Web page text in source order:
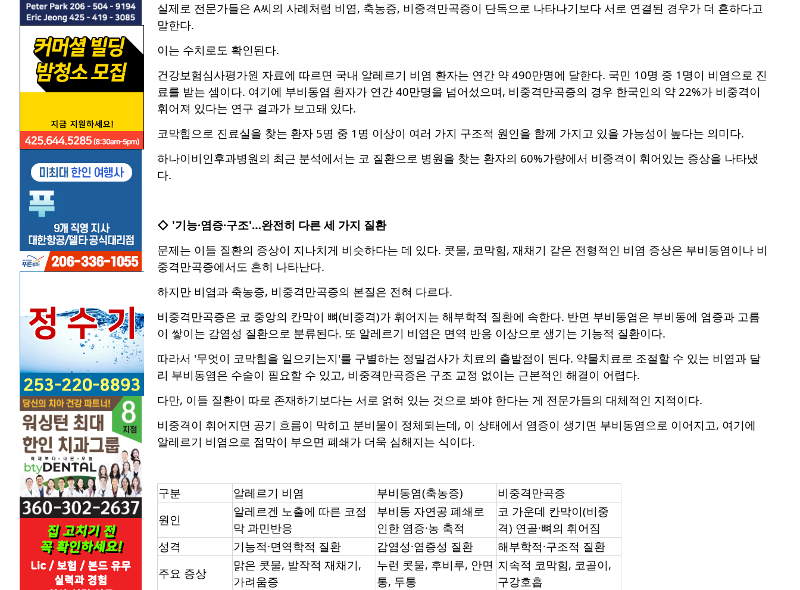
실제로 전문가들은 A씨의 사례처럼 비염, 축농증, 비중격만곡증이 단독으로 나타나기보다 서로 연결된 경우가 더 흔하다고
말한다.
이는 수치로도 확인된다.
건강보험심사평가원 자료에 따르면 국내 알레르기 비염 환자는 연간 약 490만명에 달한다. 국민 10명 중 1명이 비염으로 진
료를 받는 셈이다. 여기에 부비동염 환자가 연간 40만명을 넘어섰으며, 비중격만곡증의 경우 한국인의 약 22%가 비중격이
휘어져 있다는 연구 결과가 보고돼 있다.
코막힘으로 진료실을 찾는 환자 5명 중 1명 이상이 여러 가지 구조적 원인을 함께 가지고 있을 가능성이 높다는 의미다.
하나이비인후과병원의 최근 분석에서는 코 질환으로 병원을 찾는 환자의 60%가량에서 비중격이 휘어있는 증상을 나타냈
다.
◇ '기능·염증·구조'…완전히 다른 세 가지 질환
문제는 이들 질환의 증상이 지나치게 비슷하다는 데 있다. 콧물, 코막힘, 재채기 같은 전형적인 비염 증상은 부비동염이나 비
중격만곡증에서도 흔히 나타난다.
하지만 비염과 축농증, 비중격만곡증의 본질은 전혀 다르다.
비중격만곡증은 코 중앙의 칸막이 뼈(비중격)가 휘어지는 해부학적 질환에 속한다. 반면 부비동염은 부비동에 염증과 고름
이 쌓이는 감염성 질환으로 분류된다. 또 알레르기 비염은 면역 반응 이상으로 생기는 기능적 질환이다.
따라서 '무엇이 코막힘을 일으키는지'를 구별하는 정밀검사가 치료의 출발점이 된다. 약물치료로 조절할 수 있는 비염과 달
리 부비동염은 수술이 필요할 수 있고, 비중격만곡증은 구조 교정 없이는 근본적인 해결이 어렵다.
다만, 이들 질환이 따로 존재하기보다는 서로 얽혀 있는 것으로 봐야 한다는 게 전문가들의 대체적인 지적이다.
비중격이 휘어지면 공기 흐름이 막히고 분비물이 정체되는데, 이 상태에서 염증이 생기면 부비동염으로 이어지고, 여기에
알레르기 비염으로 점막이 부으면 폐쇄가 더욱 심해지는 식이다.
구분 알레르기 비염 부비동염(축농증)
비중격만곡증
원인
알레르겐 노출에 따른 코점
막 과민반응
부비동 자연공 폐쇄로
인한 염증·농 축적
코 가운데 칸막이(비중
격) 연골·뼈의 휘어짐
성격
기능적·면역학적 질환 감염성·염증성 질환
해부학적·구조적 질환
주요 증상
맑은 콧물, 발작적 재채기,
가려움증
누런 콧물, 후비루, 안면
통, 두통
지속적 코막힘, 코골이,
구강호흡